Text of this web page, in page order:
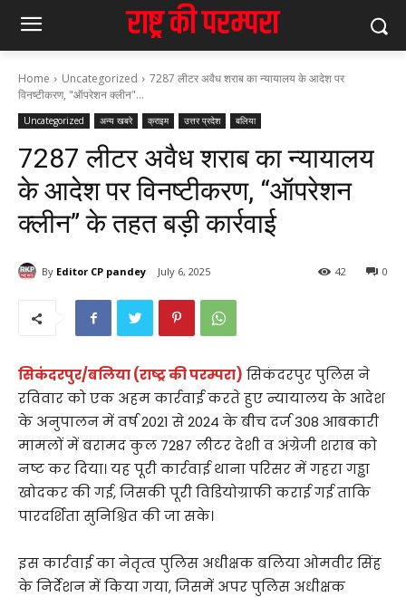
Home Uncategorized
7287 लीटर अवैध शराब का न्यायालय के आदेश पर
विनष्टीकरण, "ऑपरेशन क्लीन"...
Uncategorized अन्य खबरे क्राइम उत्तर प्रदेश बलिया
7287 लीटर अवैध शराब का न्यायालय
के आदेश पर विनष्टीकरण, “ऑपरेशन
क्लीन” के तहत बड़ी कार्रवाई
By Editor CP pandey July 6, 2025 0
42
सिकंदरपुर/बलिया (राष्ट्र की परम्परा) सिकंदरपुर पुलिस ने
रविवार को एक अहम कार्रवाई करते हुए न्यायालय के आदेश
के अनुपालन में वर्ष 2021 से 2024 के बीच दर्ज 308 आबकारी
मामलों में बरामद कुल 7287 लीटर देशी व अंग्रेजी शराब को
नष्ट कर दिया। यह पूरी कार्रवाई थाना परिसर में गहरा गड्ढा
खोदकर की गई, जिसकी पूरी विडियोग्राफी कराई गई ताकि
पारदर्शिता सुनिश्चित की जा सके।
इस कार्रवाई का नेतृत्व पुलिस अधीक्षक बलिया ओमवीर सिंह
के निर्देशन में किया गया, जिसमें अपर पुलिस अधीक्षक